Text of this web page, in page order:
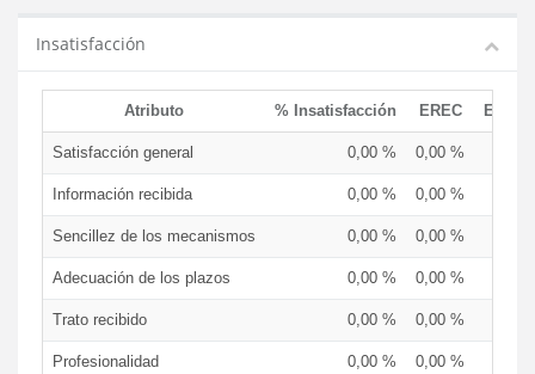
Insatisfacción
Atributo % Insatisfacción EREC
Satisfacción general 0,00 % 0,00 %
Información recibida 0,00 % 0,00 %
Sencillez de los mecanismos 0,00 % 0,00 %
Adecuación de los plazos 0,00 % 0,00 %
Trato recibido 0,00 % 0,00 %
Profesionalidad 0,00 % 0,00 %